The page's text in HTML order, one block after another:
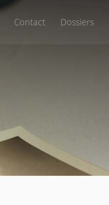
Contact Dossiers